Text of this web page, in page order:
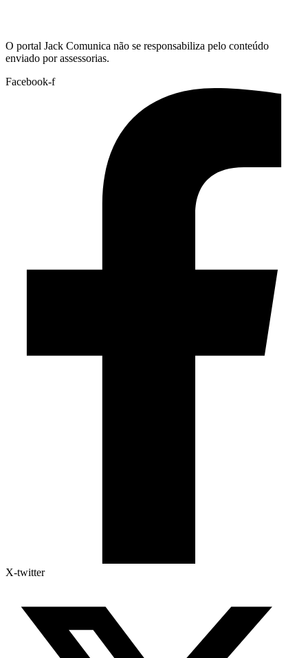
O portal Jack Comunica não se responsabiliza pelo conteúdo
enviado por assessorias.
Facebook-f
X-twitter